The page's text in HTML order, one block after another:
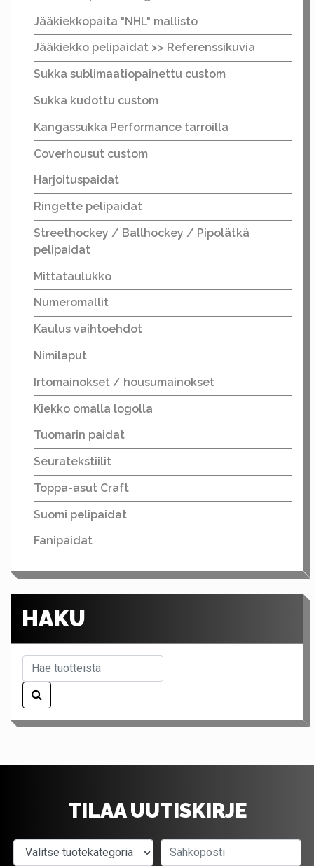
Jääkiekkopaita "NHL" mallisto
Jääkiekko pelipaidat >> Referenssikuvia
Sukka sublimaatiopainettu custom
Sukka kudottu custom
Kangassukka Performance tarroilla
Coverhousut custom
Harjoituspaidat
Ringette pelipaidat
Streethockey / Ballhockey / Pipolätkä
pelipaidat
Mittataulukko
Numeromallit
Kaulus vaihtoehdot
Nimilaput
Irtomainokset / housumainokset
Kiekko omalla logolla
Tuomarin paidat
Seuratekstiilit
Toppa-asut Craft
Suomi pelipaidat
Fanipaidat
HAKU
TILAA UUTISKIRJE
Valitse tuotekategoria